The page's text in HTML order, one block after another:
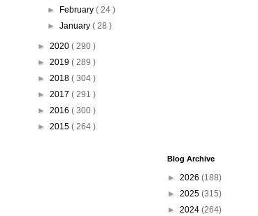
►
February ( 24 )
► January ( 28 )
► 2020 ( 290 )
► 2019 ( 289 )
► 2018 ( 304 )
► 2017 ( 291 )
► 2016 ( 300 )
► 2015 ( 264 )
Blog Archive
► 2026 (188)
► 2025 (315)
► 2024 (264)